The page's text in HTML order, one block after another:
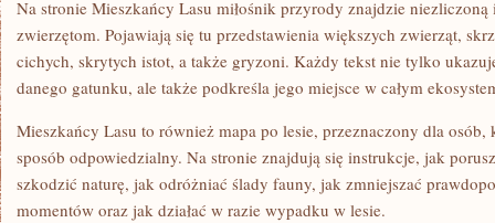
Na stronie Mieszkańcy Lasu miłośnik przyrody znajdzie
zwierzętom. Pojawiają się tu przedstawienia większych zwierząt,
cichych, skrytych istot, a także gryzoni. Każdy tekst nie tylko
danego gatunku, ale także podkreśla jego miejsce w całym
Mieszkańcy Lasu to również mapa po lesie, przeznaczony dla osób,
sposób odpowiedzialny. Na stronie znajdują się instrukcje, jak
szkodzić naturę, jak odróżniać ślady fauny, jak zmniejszać
momentów oraz jak działać w razie wypadku w lesie.